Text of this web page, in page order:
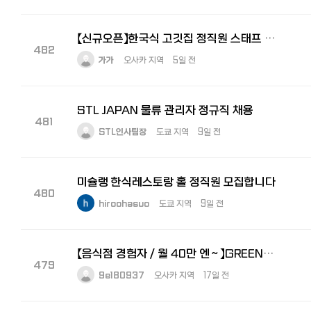
482
【신규오픈】한국식 고깃집 정직원 스태프 대모집! — 오프닝 멤버로 함께 만들어가실 분을 찾습니다
가가 오사카 지역 5일 전
481
STL JAPAN 물류 관리자 정규직 채용
STL인사팀장 도쿄 지역 9일 전
480
미슐랭 한식레스토랑 홀 정직원 모집합니다
hiroohasuo 도쿄 지역 9일 전
479
【음식점 경험자／월 40만 엔～】GREEN×EXPO 2027 주방 총괄 책임자 모집
9e180937 오사카 지역 17일 전